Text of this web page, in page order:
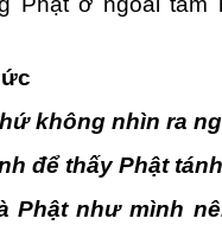
không nhìn ra
để thấy Phật
Phật như mình